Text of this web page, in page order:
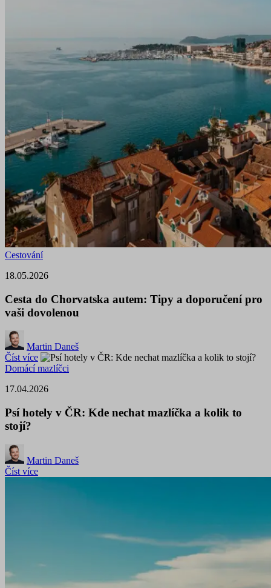
Cestování
18.05.2026
Cesta do Chorvatska autem: Tipy a doporučení pro
vaši dovolenou
Martin Daneš
Číst více
Domácí mazlíčci
17.04.2026
Psí hotely v ČR: Kde nechat mazlíčka a kolik to
stojí?
Martin Daneš
Číst více